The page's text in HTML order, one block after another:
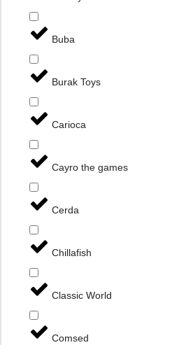
Buba
Burak Toys
Carioca
Cayro the games
Cerda
Chillafish
Classic World
Comsed